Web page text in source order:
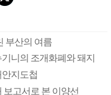
부산의 여름
니의 조개화폐와 돼지
지도첩
보고서로 본 이양선